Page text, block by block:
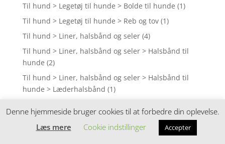
Til hund > Legetøj til hunde > Bolde til hunde (1)
Til hund > Legetøj til hunde > Reb og tov (1)
Til hund > Liner, halsbånd og seler (4)
Til hund > Liner, halsbånd og seler > Halsbånd til
hunde (2)
Til hund > Liner, halsbånd og seler > Halsbånd til
hunde > Læderhalsbånd (1)
(9)
Til hund > Liner, halsbånd og seler > Seler til hunde
Denne hjemmeside bruger cookies til at forbedre din oplevelse.
Læs mere
Cookie indstillinger Accepter